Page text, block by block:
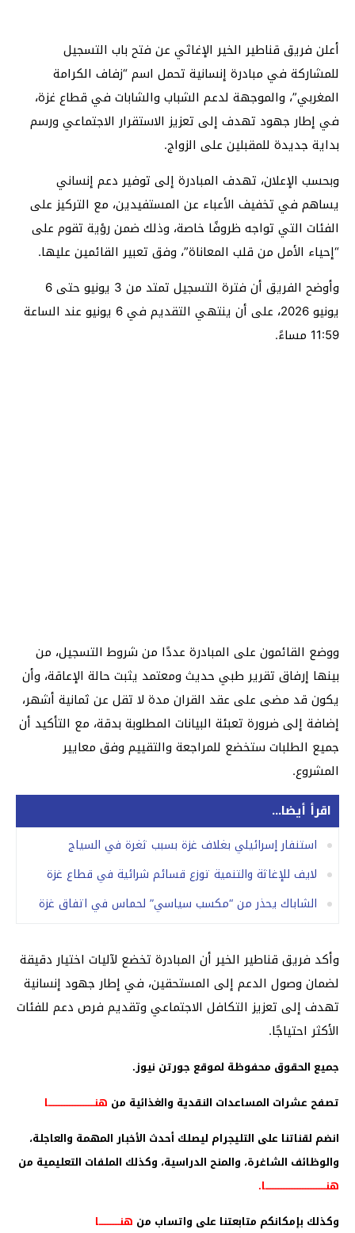
أعلن فريق قناطير الخير الإغاثي عن فتح باب التسجيل
للمشاركة في مبادرة إنسانية تحمل اسم “زفاف الكرامة
المغربي”، والموجهة لدعم الشباب والشابات في قطاع غزة،
في إطار جهود تهدف إلى تعزيز الاستقرار الاجتماعي ورسم
بداية جديدة للمقبلين على الزواج.
وبحسب الإعلان، تهدف المبادرة إلى توفير دعم إنساني
يساهم في تخفيف الأعباء عن المستفيدين، مع التركيز على
الفئات التي تواجه ظروفًا خاصة، وذلك ضمن رؤية تقوم على
“إحياء الأمل من قلب المعاناة”، وفق تعبير القائمين عليها.
وأوضح الفريق أن فترة التسجيل تمتد من 3 يونيو حتى 6
يونيو 2026، على أن ينتهي التقديم في 6 يونيو عند الساعة
11:59 مساءً.
ووضع القائمون على المبادرة عددًا من شروط التسجيل، من
بينها إرفاق تقرير طبي حديث ومعتمد يثبت حالة الإعاقة، وأن
يكون قد مضى على عقد القران مدة لا تقل عن ثمانية أشهر،
إضافة إلى ضرورة تعبئة البيانات المطلوبة بدقة، مع التأكيد أن
جميع الطلبات ستخضع للمراجعة والتقييم وفق معايير
المشروع.
اقرأ أيضا...
استنفار إسرائيلي بغلاف غزة بسبب ثغرة في السياج
لايف للإغاثة والتنمية توزع قسائم شرائية في قطاع غزة
الشاباك يحذر من “مكسب سياسي” لحماس في اتفاق غزة
وأكد فريق قناطير الخير أن المبادرة تخضع لآليات اختيار دقيقة
لضمان وصول الدعم إلى المستحقين، في إطار جهود إنسانية
تهدف إلى تعزيز التكافل الاجتماعي وتقديم فرص دعم للفئات
الأكثر احتياجًا.
جميع الحقوق محفوظة لموقع جورتن نيوز.
تصفح عشرات المساعدات النقدية والغذائية من هنـــــــــــــــــــــــــــــا
انضم لقناتنا على التليجرام ليصلك أحدث الأخبار المهمة والعاجلة،
والوظائف الشاغرة، والمنح الدراسية، وكذلك الملفات التعليمية من
هنــــــــــــــــــــــــــــــــــــــا.
وكذلك بإمكانكم متابعتنا على واتساب من هنـــــــــــــا